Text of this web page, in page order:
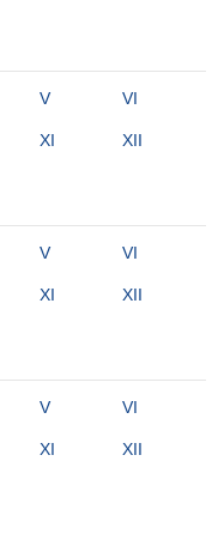
V VI
XI XII
V VI
XI XII
V VI
XI XII